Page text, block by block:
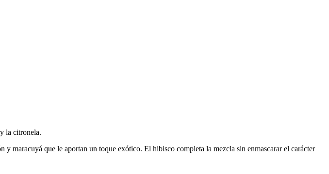
la citronela.
maracuyá que le aportan un toque exótico. El hibisco completa la mezcla sin enmascarar el carácter